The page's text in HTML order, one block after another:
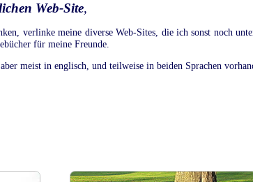
Web-Site,
verlinke meine diverse Web-Sites, die ich sonst noch
für meine Freunde.
meist in englisch, und teilweise in beiden Sprachen